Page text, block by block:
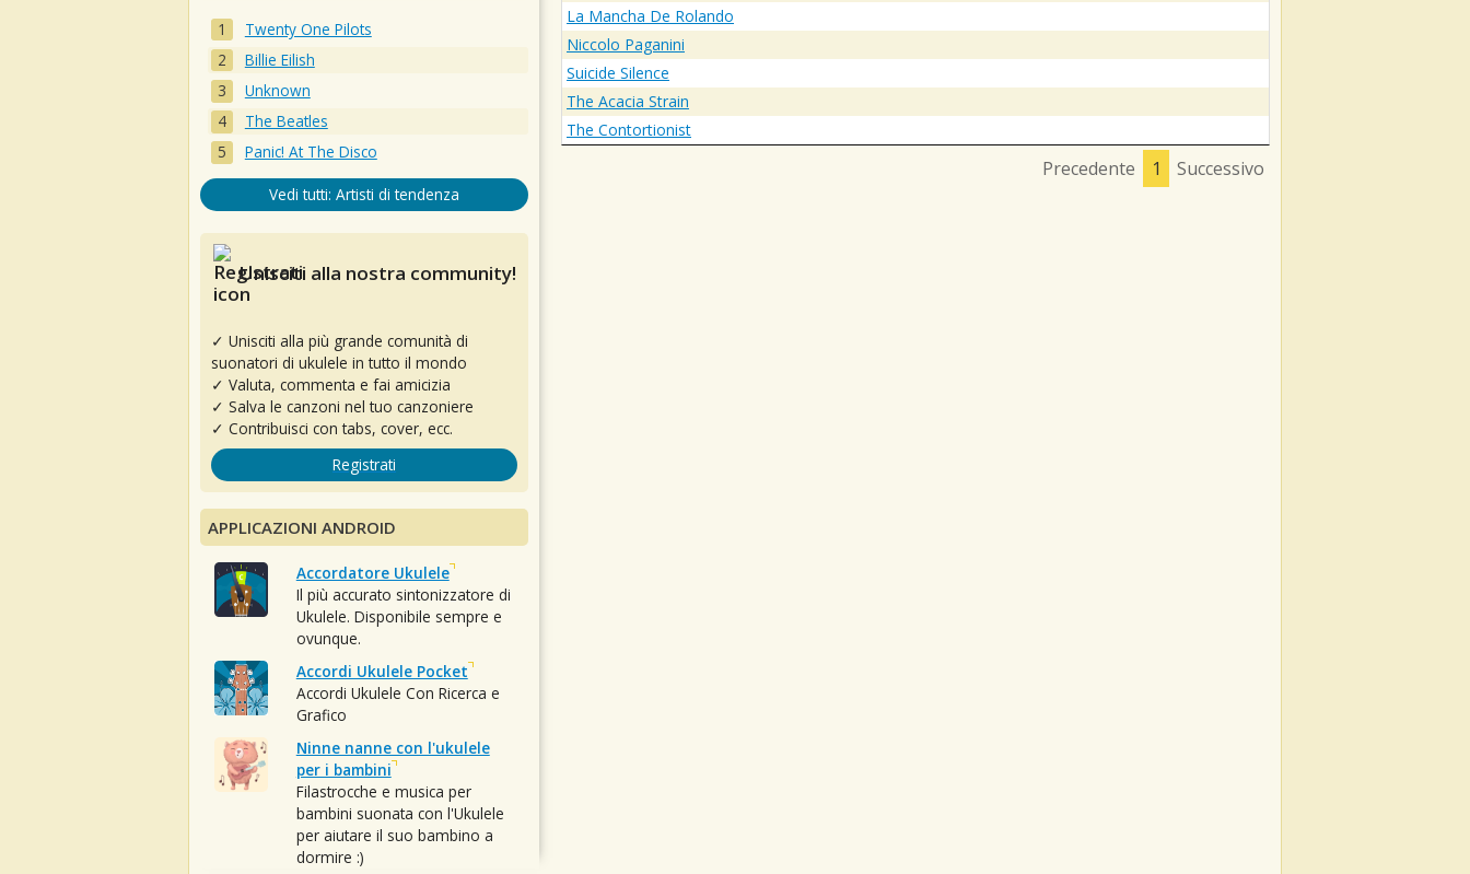
La Mancha De Rolando
Niccolo Paganini
Suicide Silence
The Acacia Strain
The Contortionist
Precedente 1 Successivo
Twenty One Pilots
Billie Eilish
Unknown
The Beatles
Panic! At The Disco
Vedi tutti: Artisti di tendenza
Unisciti alla nostra community!
✓ Unisciti alla più grande comunità di
suonatori di ukulele in tutto il mondo
✓ Valuta, commenta e fai amicizia
✓ Salva le canzoni nel tuo canzoniere
✓ Contribuisci con tabs, cover, ecc.
Registrati
APPLICAZIONI ANDROID
Accordatore Ukulele
Il più accurato sintonizzatore di
Ukulele. Disponibile sempre e
ovunque.
Accordi Ukulele Pocket
Accordi Ukulele Con Ricerca e
Grafico
Ninne nanne con l'ukulele
per i bambini
Filastrocche e musica per
bambini suonata con l'Ukulele
per aiutare il suo bambino a
dormire :)